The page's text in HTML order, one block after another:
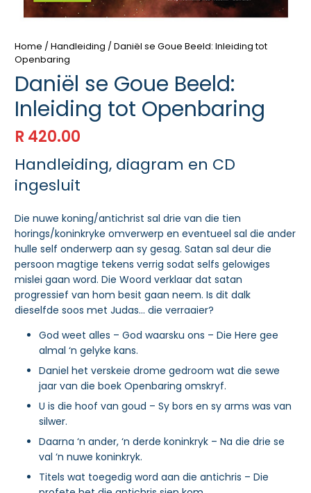
Home / Handleiding / Daniël se Goue Beeld: Inleiding tot
Openbaring
Daniël se Goue Beeld:
Inleiding tot Openbaring
R 420.00
Handleiding, diagram en CD
ingesluit
Die nuwe koning/antichrist sal drie van die tien
horings/koninkryke omverwerp en eventueel sal die ander
hulle self onderwerp aan sy gesag. Satan sal deur die
persoon magtige tekens verrig sodat selfs gelowiges
mislei gaan word. Die Woord verklaar dat satan
progressief van hom besit gaan neem. Is dit dalk
dieselfde soos met Judas… die verraaier?
God weet alles – God waarsku ons – Die Here gee
almal ‘n gelyke kans.
Daniel het verskeie drome gedroom wat die sewe
jaar van die boek Openbaring omskryf.
U is die hoof van goud – Sy bors en sy arms was van
silwer.
Daarna ‘n ander, ‘n derde koninkryk – Na die drie se
val ‘n nuwe koninkryk.
Titels wat toegedig word aan die antichris – Die